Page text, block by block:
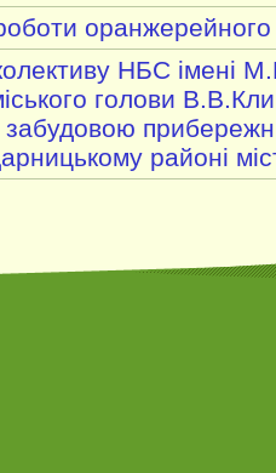
оранжерейного
НБС імені
голови
районі